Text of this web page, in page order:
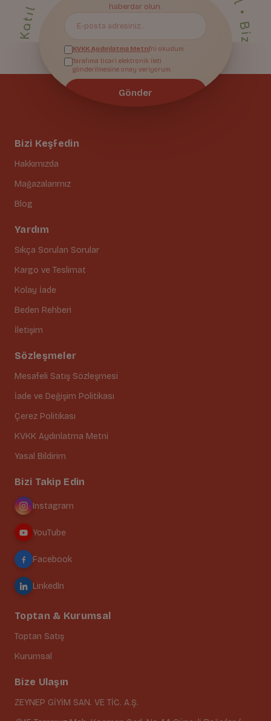
Bizi Keşfedin
Hakkımızda
Mağazalarımız
Blog
Yardım
Sıkça Sorulan Sorular
Kargo ve Teslimat
Kolay İade
Beden Rehberi
İletişim
Sözleşmeler
Mesafeli Satış Sözleşmesi
İade ve Değişim Politikası
Çerez Politikası
KVKK Aydınlatma Metni
Yasal Bildirim
Bize Katıl
haberdar olun.
KVKK Aydınlatma Metni'ni okudum.
Tarafıma ticari elektronik ileti
gönderilmesine onay veriyorum.
Gönder
Bizi Takip Edin
Instagram
YouTube
Facebook
LinkedIn
Toptan & Kurumsal
Toptan Satış
Kurumsal
Bize Ulaşın
ZEYNEP GİYİM SAN. VE TİC. A.Ş.